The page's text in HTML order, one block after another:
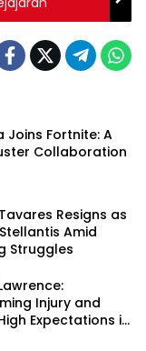
Joins Fortnite: A
Collaboration
Resigns as
Amid
Struggles
Injury and
Expectations in